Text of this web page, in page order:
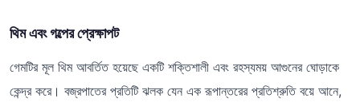
থিম এবং গল্পের প্রেক্ষাপট
গেমটির মূল থিম আবর্তিত হয়েছে একটি শক্তিশালী এবং রহস্যময় আগুনের ঘোড়াকে
কেন্দ্র করে। বজ্রপাতের প্রতিটি ঝলক যেন এক রূপান্তরের প্রতিশ্রুতি বয়ে আনে,